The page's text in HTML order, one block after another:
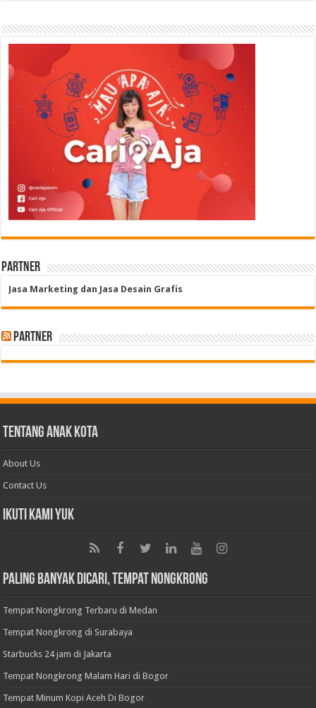
Partner
Jasa Marketing dan Jasa Desain Grafis
Partner
Tentang Anak Kota
About Us
Contact Us
Ikuti Kami Yuk
Paling Banyak Dicari, Tempat Nongkrong
Tempat Nongkrong Terbaru di Medan
Tempat Nongkrong di Surabaya
Starbucks 24 jam di Jakarta
Tempat Nongkrong Malam Hari di Bogor
Tempat Minum Kopi Aceh Di Bogor